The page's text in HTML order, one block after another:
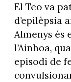
El Teo va
d’epilèpsia
Almenys és
l’Ainhoa,
episodi de